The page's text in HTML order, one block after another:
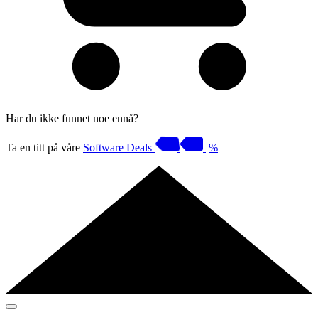
Har du ikke funnet noe ennå?
Ta en titt på våre Software Deals %